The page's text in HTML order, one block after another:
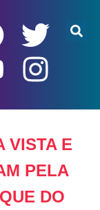
VISTA E
PELA
DO